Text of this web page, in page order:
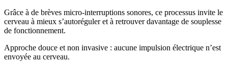
Grâce à de brèves micro-interruptions sonores, ce processus invite le
cerveau à mieux s’autoréguler et à retrouver davantage de souplesse
de fonctionnement.
Approche douce et non invasive : aucune impulsion électrique n’est
envoyée au cerveau.